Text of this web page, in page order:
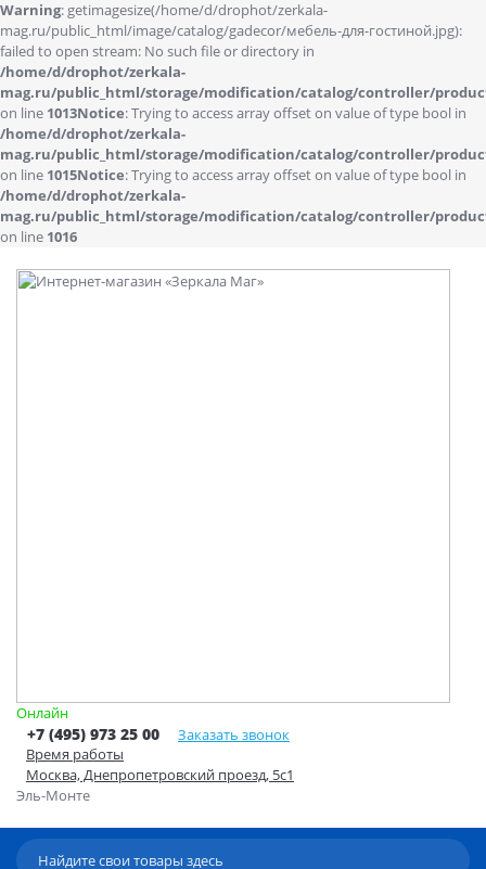
Warning: getimagesize(/home/d/drophot/zerkala-
mag.ru/public_html/image/catalog/gadecor/мебель-для-гостиной.jpg):
failed to open stream: No such file or directory in
/home/d/drophot/zerkala-
mag.ru/public_html/storage/modification/catalog/controller/
on line 1013Notice: Trying to access array offset on value of type bool in
/home/d/drophot/zerkala-
mag.ru/public_html/storage/modification/catalog/controller/
on line 1015Notice: Trying to access array offset on value of type bool in
/home/d/drophot/zerkala-
mag.ru/public_html/storage/modification/catalog/controller/
on line 1016
Онлайн
+7 (495) 973 25 00
Заказать звонок
Время работы
Москва, Днепропетровский проезд, 5с1
Эль-Монте